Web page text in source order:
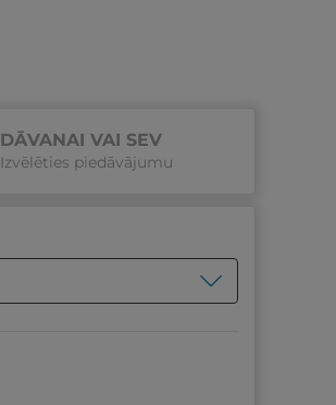
DĀVANAI VAI SEV
Izvēlēties piedāvājumu